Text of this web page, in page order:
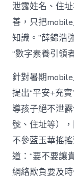
泄露姓名、住
善，只把
知識。”薛錦浩
“數字素養引領
針對暑期
提出“平安+充
導孩子絕不泄
號、住址等）
不參藍玉華搖
道：“要不要讓
網絡欺負要及